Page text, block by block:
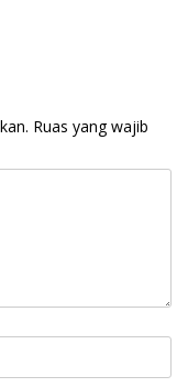
Ruas yang wajib